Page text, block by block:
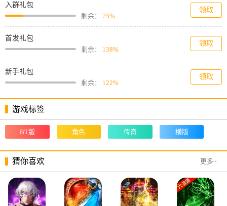
入群礼包
剩余： 75%
领取
首发礼包
剩余： 138%
领取
新手礼包
剩余： 122%
领取
游戏标签
BT版 角色 传奇 横版
猜你喜欢 更多+